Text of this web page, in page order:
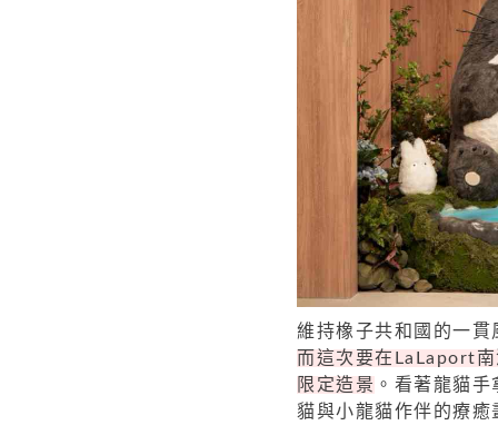
維持橡子共和國的一
而這次要在LaLaport
限定造景 。看著龍貓
貓與小龍貓作伴的療